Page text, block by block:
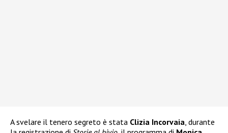
A svelare il tenero segreto è stata Clizia Incorvaia , durante